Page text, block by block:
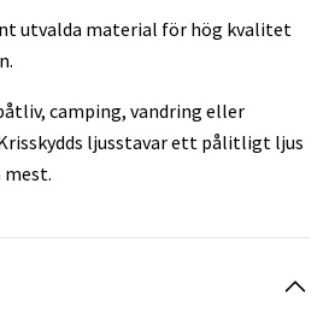
utvalda material för hög kvalitet
camping, vandring eller
ljusstavar ett pålitligt ljus
mest.